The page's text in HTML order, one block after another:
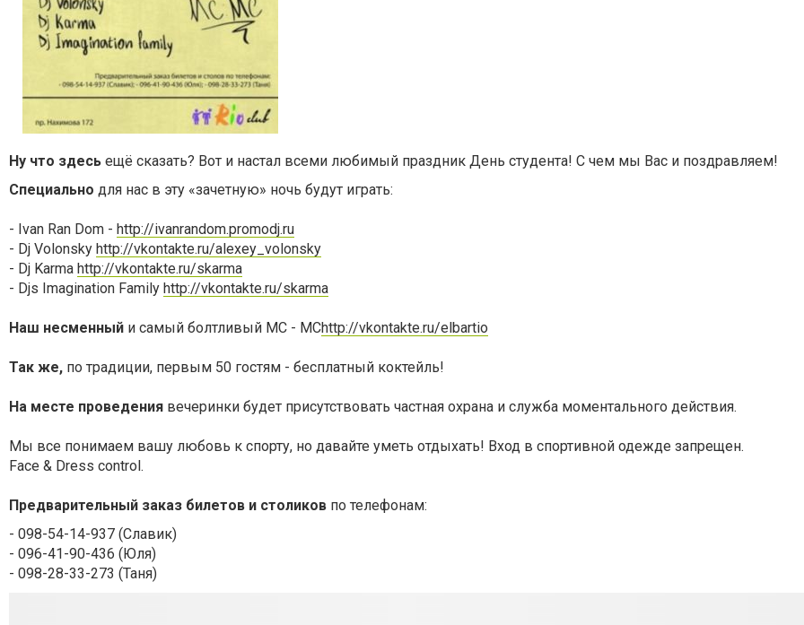
Ну что здесь ещё сказать? Вот и настал всеми любимый праздник День студента! С чем мы Вас и поздравляем!
Специально для нас в эту «зачетную» ночь будут играть:
- Ivan Ran Dom - http://ivanrandom.promodj.ru
- Dj Volonsky http://vkontakte.ru/alexey_volonsky
- Dj Karma http://vkontakte.ru/skarma
- Djs Imagination Family http://vkontakte.ru/skarma
Наш несменный и самый болтливый МС - МСhttp://vkontakte.ru/elbartio
Так же, по традиции, первым 50 гостям - бесплатный коктейль!
На месте проведения вечеринки будет присутствовать частная охрана и служба моментального действия.
Мы все понимаем вашу любовь к спорту, но давайте уметь отдыхать! Вход в спортивной одежде запрещен.
Face & Dress control.
Предварительный заказ билетов и столиков по телефонам:
- 098-54-14-937 (Славик)
- 096-41-90-436 (Юля)
- 098-28-33-273 (Таня)